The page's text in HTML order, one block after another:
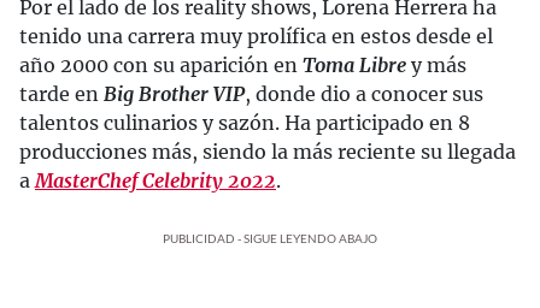
Por el lado de los reality shows, Lorena Herrera ha
tenido una carrera muy prolífica en estos desde el
año 2000 con su aparición en Toma Libre y más
tarde en Big Brother VIP, donde dio a conocer sus
talentos culinarios y sazón. Ha participado en 8
producciones más, siendo la más reciente su llegada
aMasterChef Celebrity 2022.
PUBLICIDAD - SIGUE LEYENDO ABAJO